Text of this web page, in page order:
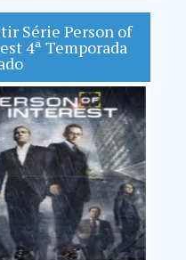
Série Person of
4ª Temporada